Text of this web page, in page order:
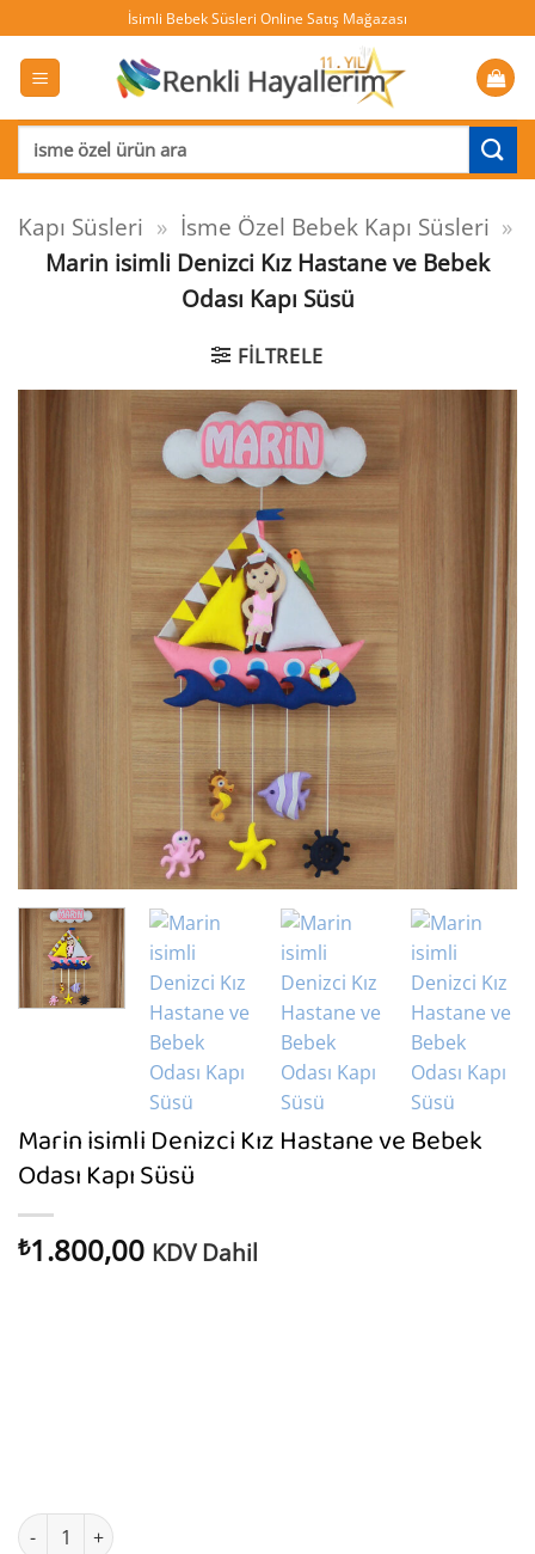
atla
İsimli Bebek Süsleri Online Satış Mağazası
Ara:
Kapı Süsleri » İsme Özel Bebek Kapı Süsleri »
Marin isimli Denizci Kız Hastane ve Bebek
Odası Kapı Süsü
FILTRELE
Marin isimli Denizci Kız Hastane ve Bebek
Odası Kapı Süsü
₺1.800,00 KDV Dahil
Marin isimli Denizci Kız Hastane ve Bebek Odası Kapı Süsü adet